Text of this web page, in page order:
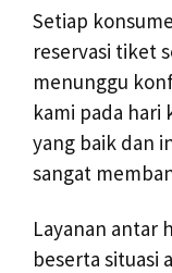
Setiap
reservasi tiket
menunggu
kami pada hari
yang baik dan
sangat
Layanan antar
beserta situasi